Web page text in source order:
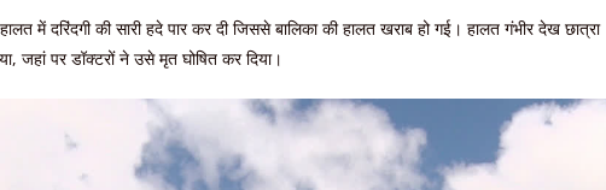
में दरिंदगी की सारी हदे पार कर दी जिससे बालिका की हालत खराब हो गई। हालत गंभीर देख छात्रा
पर डॉक्टरों ने उसे मृत घोषित कर दिया।